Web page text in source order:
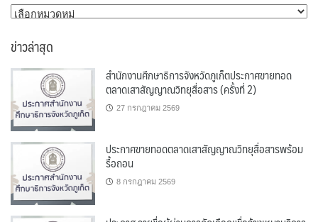
หมวด
ข่าวล่าสุด
สำนักงานศึกษาธิการจังหวัดภูเก็ตประกาศขายทอด
ตลาดเสาสัญญาณวิทยุสื่อสาร (ครั้งที่ 2)
27 กรกฎาคม 2569
ประกาศขายทอดตลาดเสาสัญญาณวิทยุสื่อสารพร้อม
รื้อถอน
8 กรกฎาคม 2569